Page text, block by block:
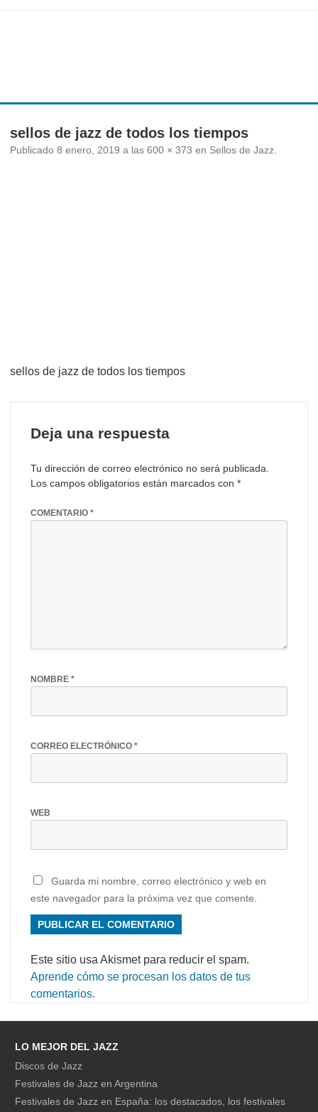
Ir
contenido
sellos de jazz de todos los tiempos
Publicado 8 enero, 2019 a las 600 × 373 en Sellos de Jazz
sellos de jazz de todos los tiempos
Deja una respuesta
Tu dirección de correo electrónico no será publicada.
Los campos obligatorios están marcados con *
COMENTARIO *
NOMBRE *
CORREO ELECTRÓNICO *
WEB
Guarda mi nombre, correo electrónico y web en
este navegador para la próxima vez que comente.
Este sitio usa Akismet para reducir el spam.
Aprende cómo se procesan los datos de tus
comentarios.
LO MEJOR DEL JAZZ
Discos de Jazz
Festivales de Jazz en Argentina
Festivales de Jazz en España: los destacados, los festivales